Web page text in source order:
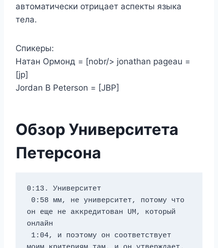
автоматически отрицает аспекты языка
тела.
Спикеры:
Натан Ормонд = [nobr/> jonathan pageau =
[jp]
Jordan B Peterson = [JBP]
Обзор Университета
Петерсона
0:13. Университет
он еще не аккредитован UM, который
онлайн